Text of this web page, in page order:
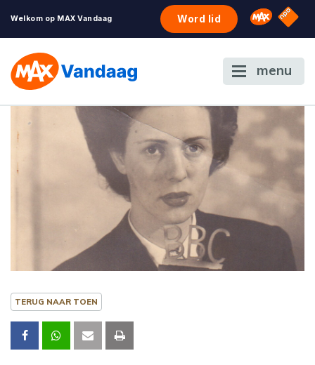
Welkom op MAX Vandaag Word lid Omroep
NPO
menu
TERUG NAAR TOEN